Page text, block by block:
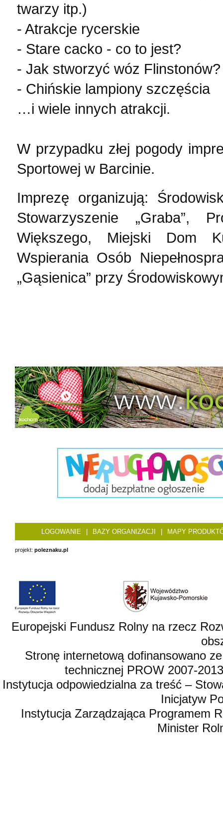
twarzy itp.)
- Atrakcje rycerskie
- Stare cacko - co to jest?
- Jak stworzyć wóz Flinstonów?
- Chińskie lampiony szczęścia
…i wiele innych atrakcji.
W przypadku złej pogody
Sportowej w Barcinie.
Imprezę organizują:
Stowarzyszenie „Graba”,
Większego, Miejski Dom
Wspierania Osób
„Gąsienica” przy
LOGOWANIE BAZY ORGANIZACJI MAPY
projekt: poleznaku.pl
Europejski Fundusz Rolny na rzecz
Stronę internetową dofinansowano
technicznej PROW 2007-
Instytucja odpowiedzialna za treść –
Inicjatyw
Instytucja Zarządzająca Programem
Minister